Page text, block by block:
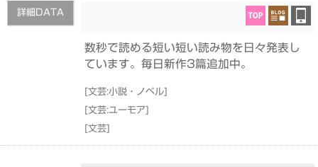
詳細DATA
数秒で読める短い短い読み物を日々発表し
ています。毎日新作3篇追加中。
[文芸:小説・ノベル]
[文芸:ユーモア]
[文芸]